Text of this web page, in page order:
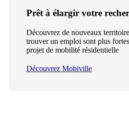
Prêt à élargir votre
Découvrez de nouveaux
trouver un emploi sont plus
projet de mobilité résidentielle
Découvrez Mobiville